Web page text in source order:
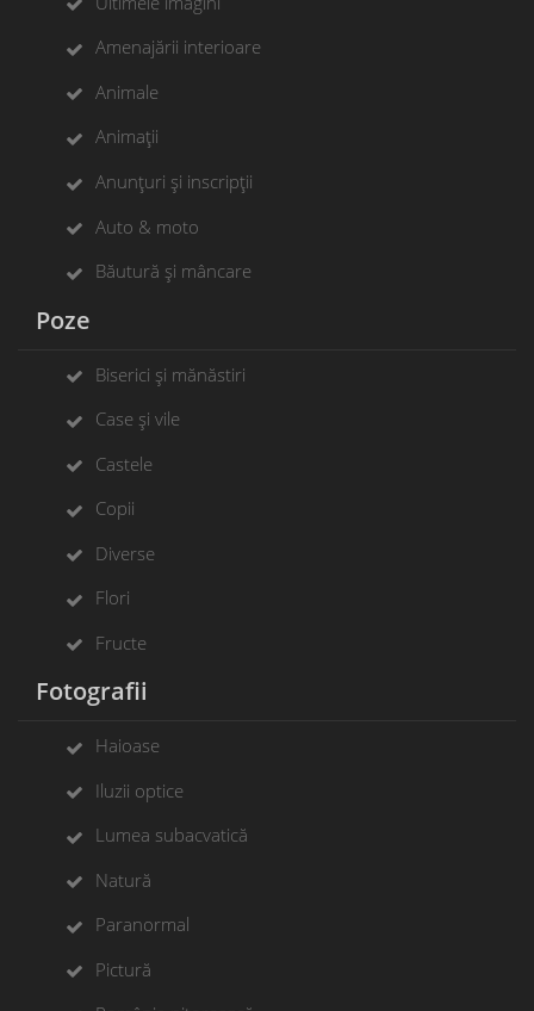
Amenajării interioare
Animale
Animații
Anunțuri și inscripții
Auto & moto
Băutură și mâncare
Poze
Biserici și mănăstiri
Case și vile
Castele
Copii
Diverse
Flori
Fructe
Fotografii
Haioase
Iluzii optice
Lumea subacvatică
Natură
Paranormal
Pictură